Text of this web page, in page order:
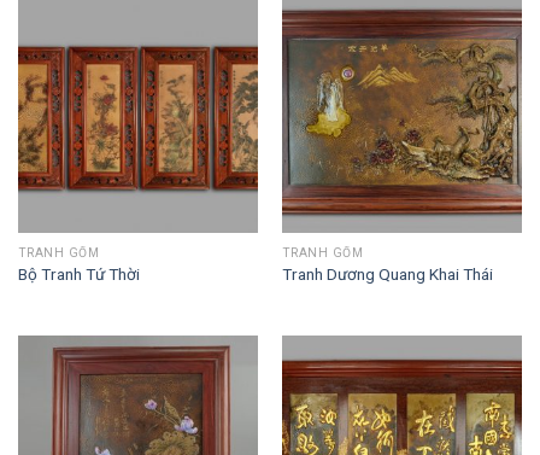
TRANH GỐM
Bộ Tranh Tứ Thời
TRANH GỐM
Tranh Dương Quang Khai Thái